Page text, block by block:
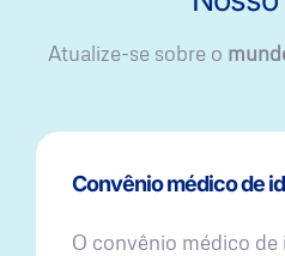
Atualize-se sobre o
Convênio médico de
O convênio médico de